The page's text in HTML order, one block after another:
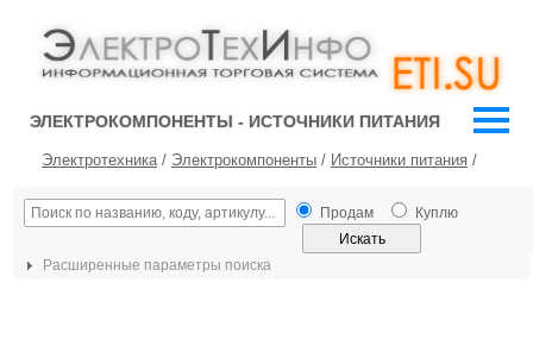
ЭЛЕКТРОКОМПОНЕНТЫ - ИСТОЧНИКИ ПИТАНИЯ
Электротехника/ Электрокомпоненты / Источники питания /
Продам Куплю
Расширенные параметры поиска